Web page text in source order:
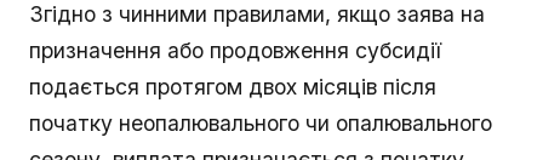
Згідно з чинними правилами, якщо заява на
призначення або продовження субсидії
подається протягом двох місяців після
початку неопалювального чи опалювального